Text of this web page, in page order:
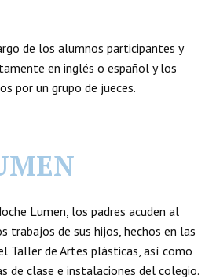
Lumen, los padres acuden al
trabajos de sus hijos, hechos en las
Taller de Artes plásticas, así como
de clase e instalaciones del colegio.
de los alumnos participantes y
en inglés o español y los
por un grupo de jueces.